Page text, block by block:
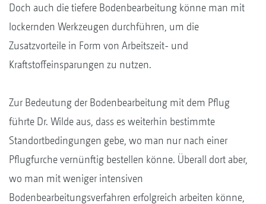
Doch auch die tiefere Bodenbearbeitung könne man mit
lockernden Werkzeugen durchführen, um die
Zusatzvorteile in Form von Arbeitszeit- und
Kraftstoffeinsparungen zu nutzen.
Zur Bedeutung der Bodenbearbeitung mit dem Pflug
führte Dr. Wilde aus, dass es weiterhin bestimmte
Standortbedingungen gebe, wo man nur nach einer
Pflugfurche vernünftig bestellen könne. Überall dort aber,
wo man mit weniger intensiven
Bodenbearbeitungsverfahren erfolgreich arbeiten könne,